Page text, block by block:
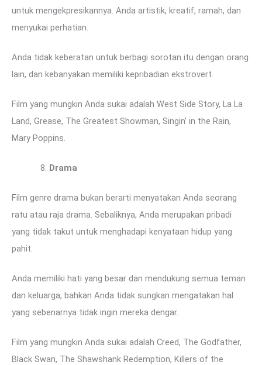
untuk mengekpresikannya. Anda artistik, kreatif, ramah, dan
menyukai perhatian.
Anda tidak keberatan untuk berbagi sorotan itu dengan orang
lain, dan kebanyakan memiliki kepribadian ekstrovert.
Film yang mungkin Anda sukai adalah West Side Story, La La
Land, Grease, The Greatest Showman, Singin’ in the Rain,
Mary Poppins.
Drama
Film genre drama bukan berarti menyatakan Anda seorang
ratu atau raja drama. Sebaliknya, Anda merupakan pribadi
yang tidak takut untuk menghadapi kenyataan hidup yang
pahit.
Anda memiliki hati yang besar dan mendukung semua teman
dan keluarga, bahkan Anda tidak sungkan mengatakan hal
yang sebenarnya tidak ingin mereka dengar.
Film yang mungkin Anda sukai adalah Creed, The Godfather,
Black Swan, The Shawshank Redemption, Killers of the